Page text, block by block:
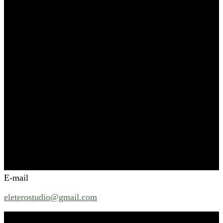
E-mail
eleterostudio@gmail.com